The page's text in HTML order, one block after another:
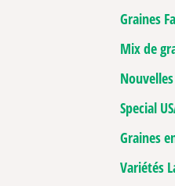
Graines
Mix de
Special
Graines
Variétés